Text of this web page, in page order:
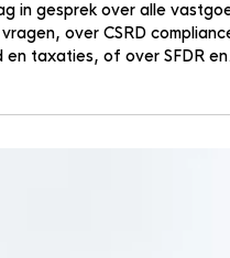
Provada 2024
in gesprek over alle
en taxaties, of over SFDR en